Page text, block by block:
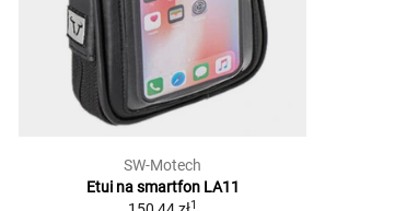
SW-Motech
Etui na smartfon LA11
1